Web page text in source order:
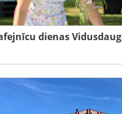
dienas